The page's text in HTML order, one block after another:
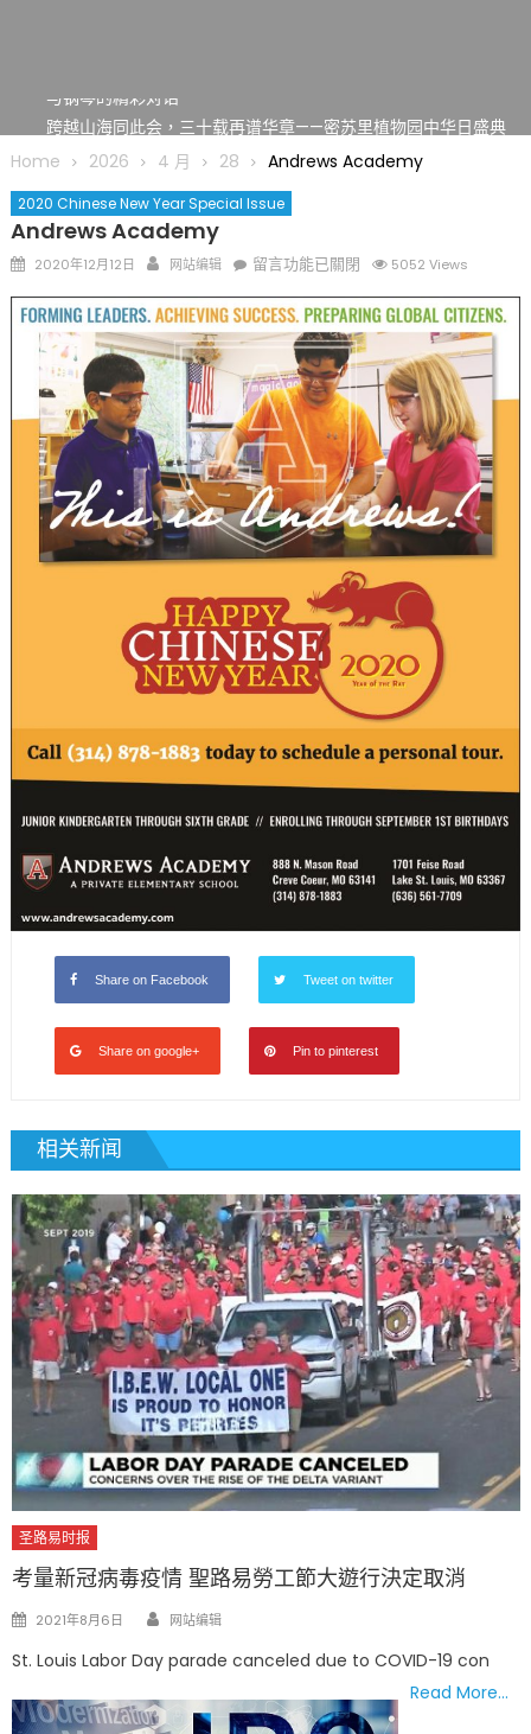
跨越山海同此会，三十载再谱华章——密苏里植物园中华日盛典
圣路易龙舟俱乐部5月16日龙舟体验日 邀请各界亲身体验划行乐
趣 + 水上竞速魅力
三十二载跨越时空的相逢
执掌密苏里植物园近四十年 致力推动全球植物多样性研究与中美
合作 Peter Raven 博士逝世 享年89岁
一晃三十年，初夏又相逢。中华日，等你来赴约 —— 密苏里植物
园“中华日三十周年特别报道（五）
筝声与琴韵交汇：刘励(Li Statler)与钢琴家Darek演绎一场古筝
与钢琴的精彩对话
Home 2026 4 月 28 Andrews Academy
2020 Chinese New Year Special Issue
Andrews Academy
Posted
2020年12月12日 Author
网站编辑
在
Academy〉
中
留言功能已關閉 5052 Views
Share on Facebook Tweet on twitter
Share on google+ Pin to pinterest
相关新闻
圣路易时报
考量新冠病毒疫情 聖路易勞工節大遊行決定取消
Posted
2021年8月6日 Author
网站编辑
St. Louis Labor Day parade canceled due to COVID-19 con
Read More…